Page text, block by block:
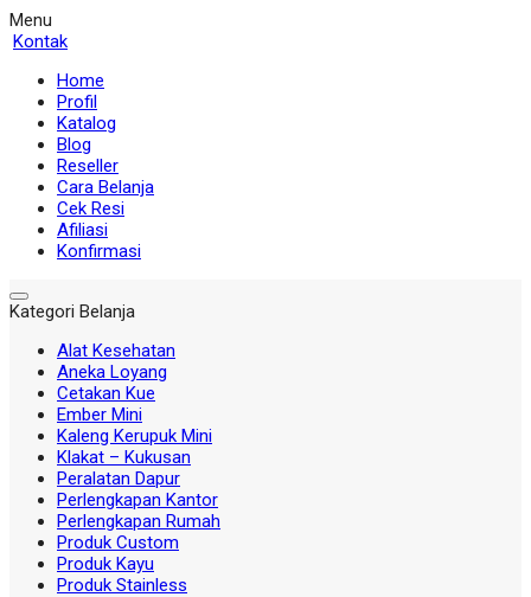
Menu
Kontak
Home
Profil
Katalog
Blog
Reseller
Cara Belanja
Cek Resi
Afiliasi
Konfirmasi
Kategori Belanja
Alat Kesehatan
Aneka Loyang
Cetakan Kue
Ember Mini
Kaleng Kerupuk Mini
Klakat – Kukusan
Peralatan Dapur
Perlengkapan Kantor
Perlengkapan Rumah
Produk Custom
Produk Kayu
Produk Stainless